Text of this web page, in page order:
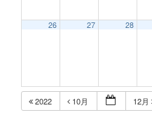
26 27 28
2022 10月 12月